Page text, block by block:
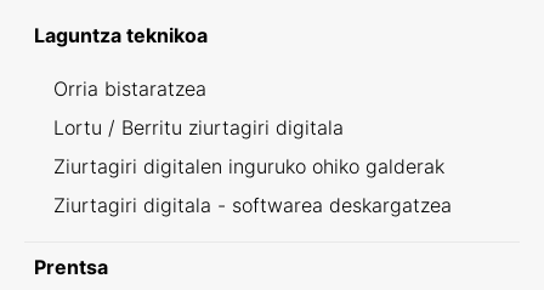
Laguntza teknikoa
Orria bistaratzea
Lortu / Berritu ziurtagiri digitala
Ziurtagiri digitalen inguruko ohiko galderak
Ziurtagiri digitala - softwarea deskargatzea
Prentsa